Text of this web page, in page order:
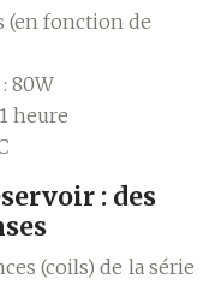
(en fonction de
80W
heure
: des
(coils) de la série